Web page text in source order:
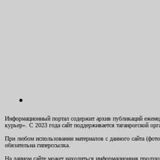
Информационный портал содержит архив публикаций
курьер». С 2023 года сайт поддерживается таганрогской
При любом использовании материалов с данного сайта
обязательна гиперссылка.
На данном сайте может находиться информационная